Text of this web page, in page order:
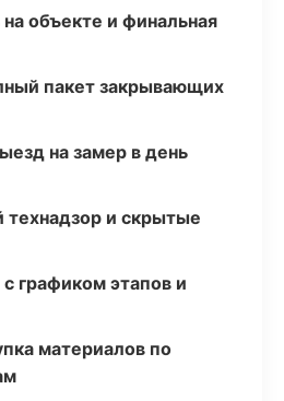
объекте и финальная
пакет закрывающих
на замер в день
технадзор и скрытые
графиком этапов и
материалов по